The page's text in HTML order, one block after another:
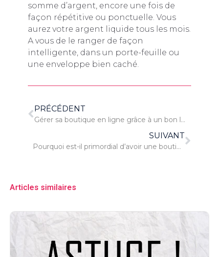
somme d’argent, encore une fois de
façon répétitive ou ponctuelle. Vous
aurez votre argent liquide tous les mois.
A vous de le ranger de façon
intelligente, dans un porte-feuille ou
une enveloppe bien caché.
PRÉCÉDENT
Gérer sa boutique en ligne grâce à un bon logiciel
SUIVANT
Pourquoi est-il primordial d’avoir une boutique en ligne ?
Articles similaires